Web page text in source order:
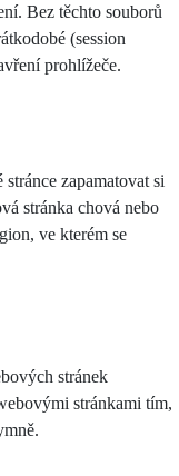
Bez těchto souborů
(session
prohlížeče.
zapamatovat si
stránka chová nebo
ve kterém se
stránek
stránkami tím,